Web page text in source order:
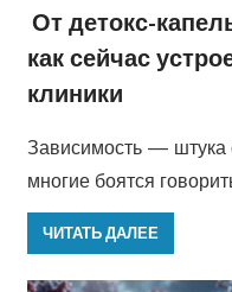
От детокс-
как сейчас
клиники
Зависимость — штука
многие боятся
ЧИТАТЬ ДАЛЕЕ